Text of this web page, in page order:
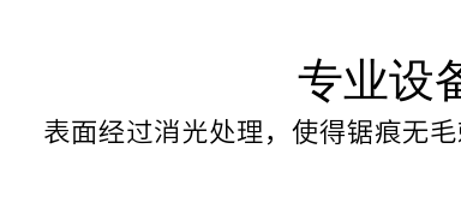
专业设
表面经过消光处理，使得锯痕无